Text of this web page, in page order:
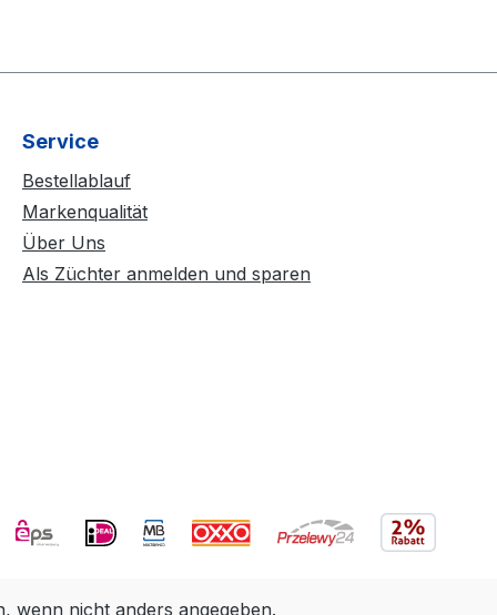
Service
Bestellablauf
Markenqualität
Über Uns
Als Züchter anmelden und sparen
wenn nicht anders angegeben.